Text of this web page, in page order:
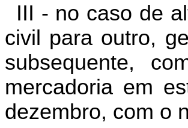
III - no caso de
civil para outro,
subsequente,
mercadoria em
dezembro, com o